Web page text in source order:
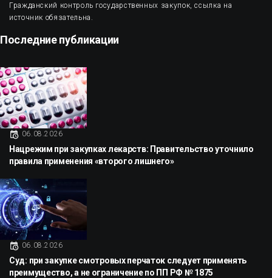
Гражданский контроль государственных закупок, ссылка на
источник обязательна.
Последние публикации
06.08.2026
Нацрежим при закупках лекарств: Правительство уточнило
правила применения «второго лишнего»
06.08.2026
Суд: при закупке смотровых перчаток следует применять
преимущество, а не ограничение по ПП РФ № 1875